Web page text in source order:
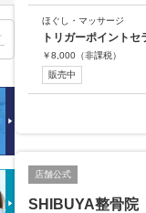
ほぐし・マッサージ
トリガーポイントセ
￥8,000 （非課税）
販売中
店舗公式
SHIBUYA整骨院